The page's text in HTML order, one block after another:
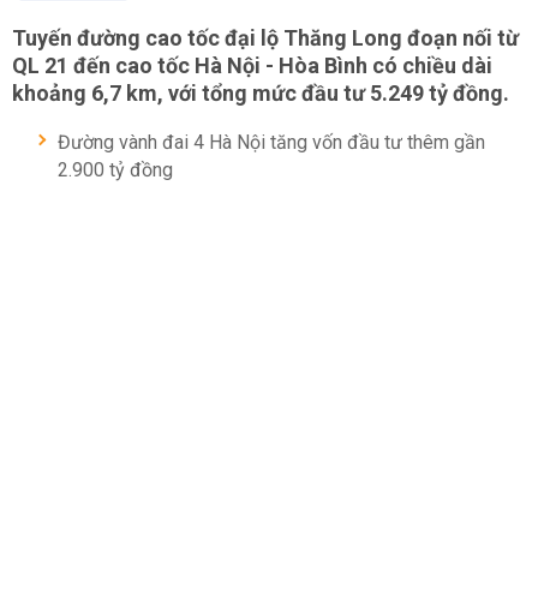
Tuyến đường cao tốc đại lộ Thăng Long đoạn nối từ
QL 21 đến cao tốc Hà Nội - Hòa Bình có chiều dài
khoảng 6,7 km, với tổng mức đầu tư 5.249 tỷ đồng.
Đường vành đai 4 Hà Nội tăng vốn đầu tư thêm gần
2.900 tỷ đồng